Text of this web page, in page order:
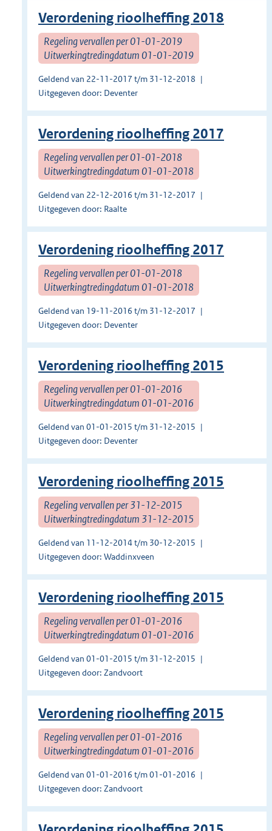
Verordening rioolheffing 2018
Regeling vervallen per 01-01-2019
Uitwerkingtredingdatum 01-01-2019
Geldend van 22-11-2017 t/m 31-12-2018
Uitgegeven door: Deventer
Verordening rioolheffing 2017
Regeling vervallen per 01-01-2018
Uitwerkingtredingdatum 01-01-2018
Geldend van 22-12-2016 t/m 31-12-2017
Uitgegeven door: Raalte
Verordening rioolheffing 2017
Regeling vervallen per 01-01-2018
Uitwerkingtredingdatum 01-01-2018
Geldend van 19-11-2016 t/m 31-12-2017
Uitgegeven door: Deventer
Verordening rioolheffing 2015
Regeling vervallen per 01-01-2016
Uitwerkingtredingdatum 01-01-2016
Geldend van 01-01-2015 t/m 31-12-2015
Uitgegeven door: Deventer
Verordening rioolheffing 2015
Regeling vervallen per 31-12-2015
Uitwerkingtredingdatum 31-12-2015
Geldend van 11-12-2014 t/m 30-12-2015
Uitgegeven door: Waddinxveen
Verordening rioolheffing 2015
Regeling vervallen per 01-01-2016
Uitwerkingtredingdatum 01-01-2016
Geldend van 01-01-2015 t/m 31-12-2015
Uitgegeven door: Zandvoort
Verordening rioolheffing 2015
Regeling vervallen per 01-01-2016
Uitwerkingtredingdatum 01-01-2016
Geldend van 01-01-2016 t/m 01-01-2016
Uitgegeven door: Zandvoort